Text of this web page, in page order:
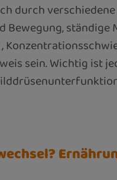
durch
sein. Wichtig ist